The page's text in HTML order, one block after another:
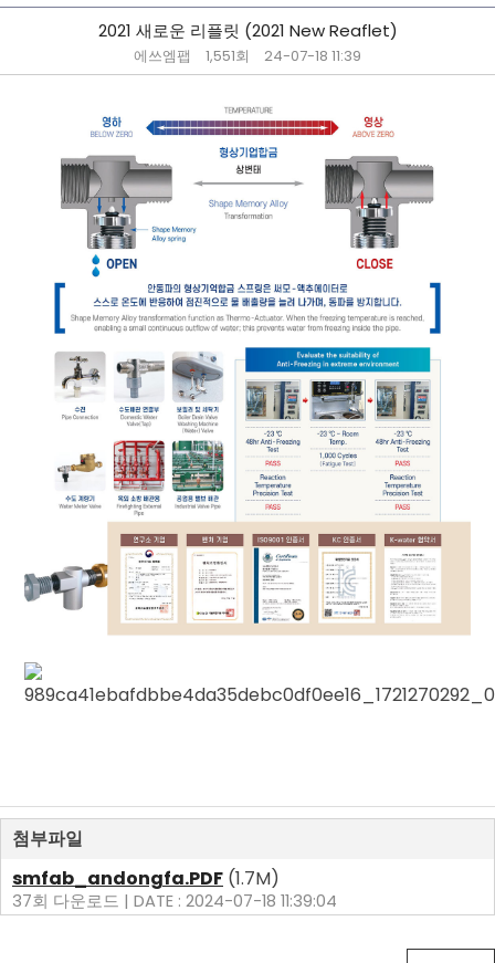
2021 새로운 리플릿 (2021 New Reaflet)
에쓰엠팹 1,551회 24-07-18 11:39
첨부파일
smfab_andongfa.PDF (1.7M)
37회 다운로드 | DATE : 2024-07-18 11:39:04